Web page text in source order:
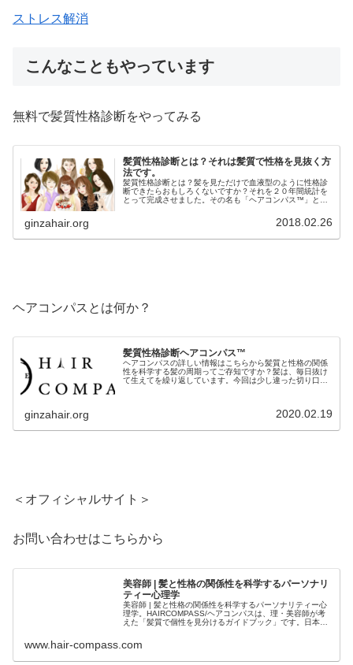
ストレス解消
こんなこともやっています
無料で髪質性格診断をやってみる
髪質性格診断とは？それは髪質で性格を見抜く方
法です。
髪質性格診断とは？髪を見ただけで血液型のように性格診
断できたらおもしろくないですか？それを２０年間統計を
とって完成させました。その名も「ヘアコンパス™️」と名
ginzahair.org 2018.02.26
ヘアコンパスとは何か？
髪質性格診断ヘアコンパス™︎
ヘアコンパスの詳しい情報はこちらから髪質と性格の関係
性を科学する髪の周期ってご存知ですか？髪は、毎日抜け
て生えてを繰り返しています。今回は少し違った切り口で
ginzahair.org 2020.02.19
＜オフィシャルサイト＞
お問い合わせはこちらから
美容師 | 髪と性格の関係性を科学するパーソナリ
ティー心理学
美容師 | 髪と性格の関係性を科学するパーソナリティー心
理学。HAIRCOMPASS/ヘアコンパスは、理・美容師が考
えた「髪質で個性を見分けるガイドブック」です。日本人
www.hair-compass.com